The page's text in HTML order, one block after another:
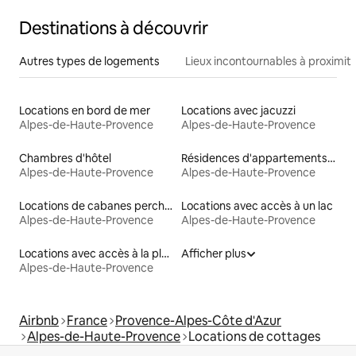
Destinations à découvrir
Autres types de logements Lieux incontournables à
Locations en bord de mer
Alpes-de-Haute-Provence
Locations avec jacuzzi
Alpes-de-Haute-Provence
Chambres d'hôtel
Alpes-de-Haute-Provence
Résidences d'appartements en location
Alpes-de-Haute-Provence
Locations de cabanes perchées
Alpes-de-Haute-Provence
Locations avec accès à un lac
Alpes-de-Haute-Provence
Locations avec accès à la plage
Alpes-de-Haute-Provence
Afficher plus
Airbnb France Provence-Alpes-Côte d'Azur
Alpes-de-Haute-Provence Locations de cottages